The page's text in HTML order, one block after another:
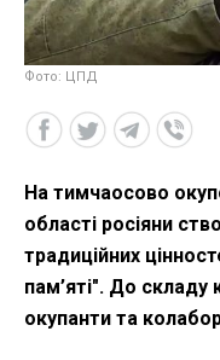
Фото: ЦПД
На тимчаосово
області росіяни
традиційних
пам’яті". До складу
окупанти та